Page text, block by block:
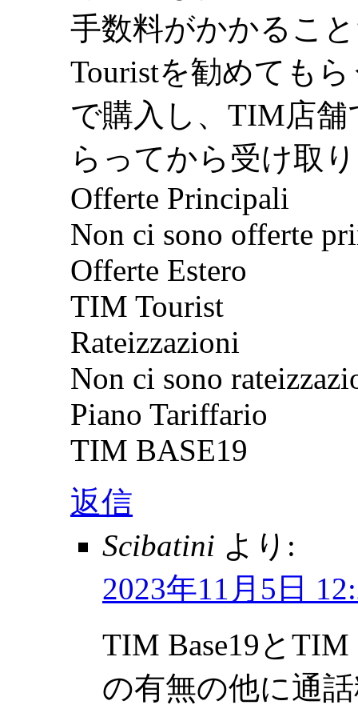
手数料がかかるこ
Touristを勧めても
で購入し、TIM店
らってから受け取
Offerte Principali
Non ci sono offerte
Offerte Estero
TIM Tourist
Rateizzazioni
Non ci sono
Piano Tariffario
TIM BASE19
返信
Scibatini より:
2023年11月5日
TIM Base19と
の有無の他に通